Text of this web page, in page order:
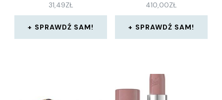
31,49ZŁ
SPRAWDŹ SAM!
410,00ZŁ
SPRAWDŹ SAM!